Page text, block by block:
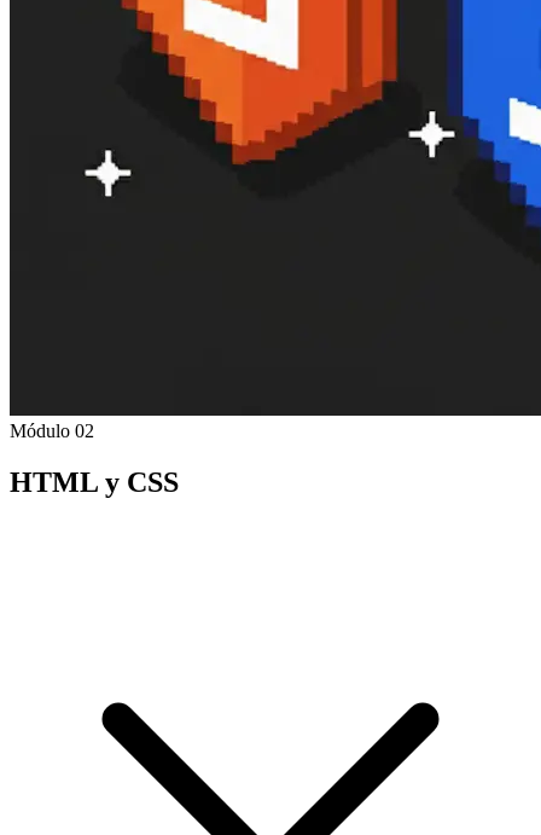
Módulo 02
HTML y CSS